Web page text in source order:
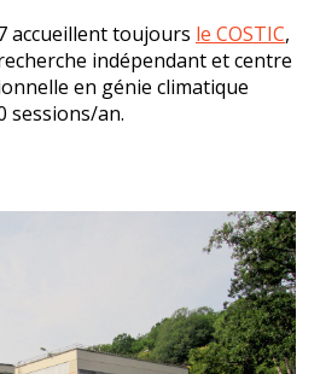
accueillent toujours le COSTIC,
indépendant et centre
en génie climatique
sessions/an.